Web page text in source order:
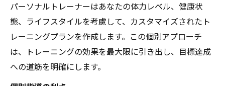
パーソナルトレーナーはあなたの体力レベル、健康状
態、ライフスタイルを考慮して、カスタマイズされたト
レーニングプランを作成します。この個別アプローチ
は、トレーニングの効果を最大限に引き出し、目標達成
への道筋を明確にします。